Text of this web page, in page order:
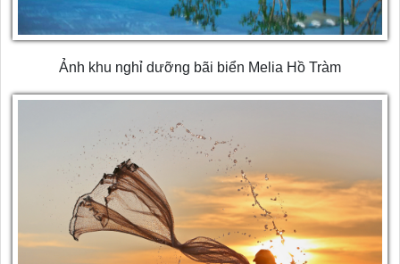
Ảnh khu nghỉ dưỡng bãi biển Melia Hồ Tràm